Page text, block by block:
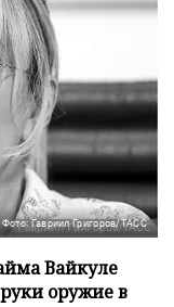
Фото: Гавриил Григоров/ТАСС
Вайкуле
оружие в